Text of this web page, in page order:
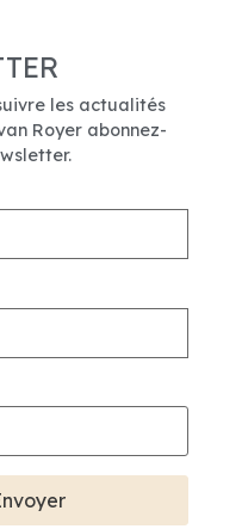
les actualités
Royer abonnez-